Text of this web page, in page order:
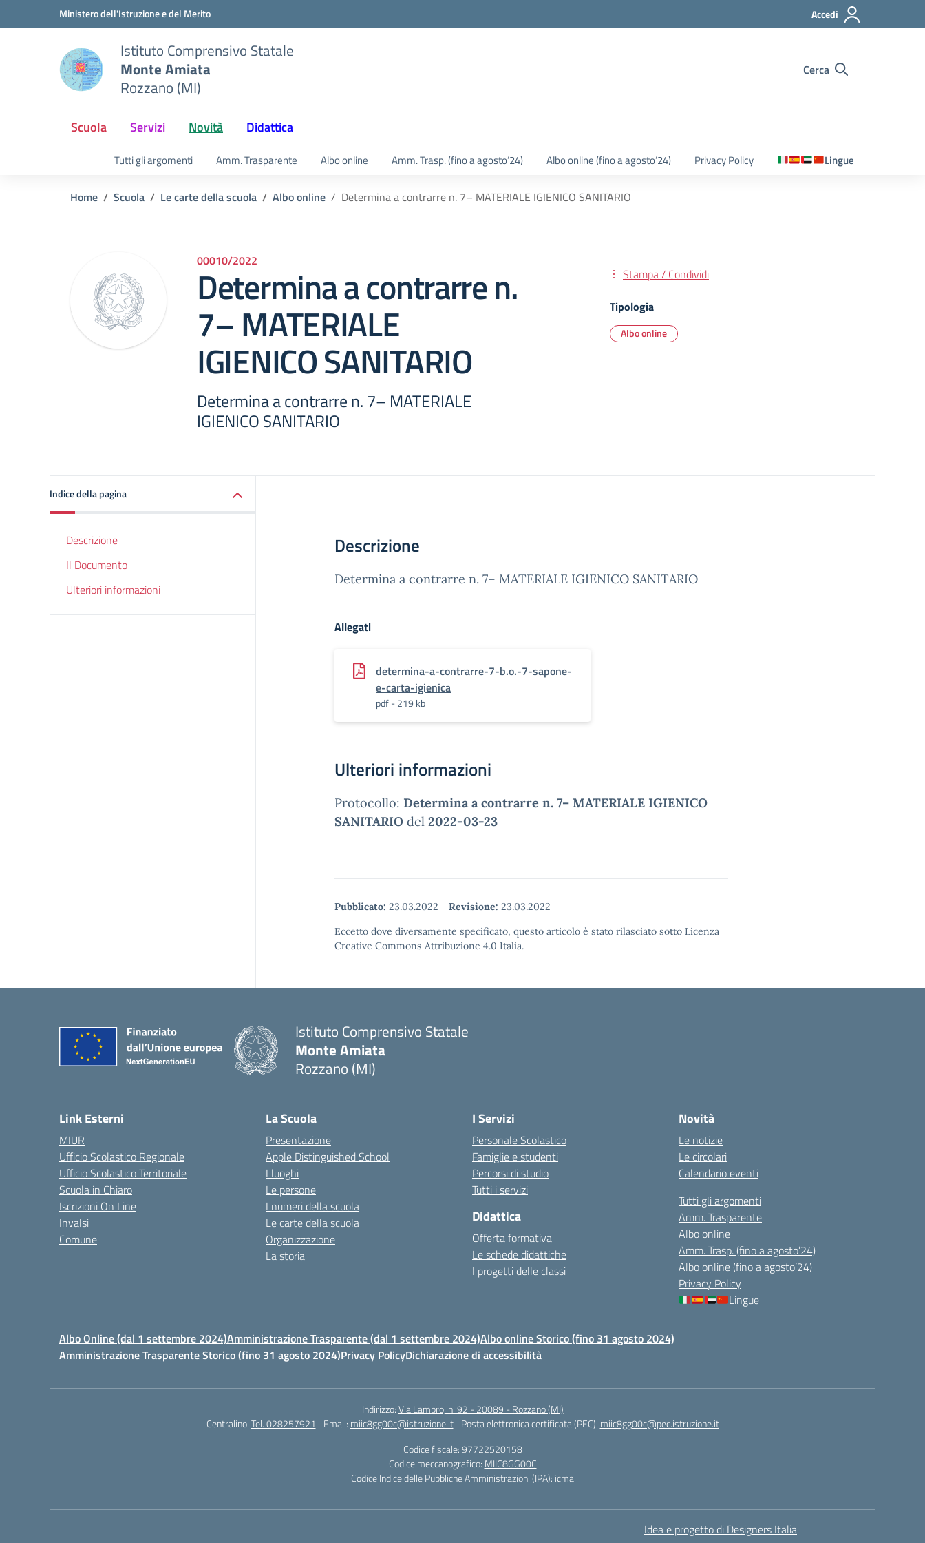
Vai ai contenuti
Vai al menu di navigazioneMinistero dell'Istruzione e del Merito Accedi
Istituto Comprensivo Statale
Monte Amiata
Rozzano (MI)
Cerca
Scuola Servizi Novità Didattica
Tutti gli argomenti Amm. Trasparente Albo online Amm. Trasp. (fino a agosto’24) Albo online (fino a agosto’24) Privacy Policy Lingue
Home Scuola Le carte della scuola Albo online Determina a contrarre n. 7– MATERIALE IGIENICO SANITARIO
00010/2022
Determina a contrarre n.
7– MATERIALE
IGIENICO SANITARIO
Determina a contrarre n. 7– MATERIALE
IGIENICO SANITARIO
Stampa / Condividi
Tipologia
Albo online
Indice della pagina
Descrizione
Il Documento
Ulteriori informazioni
Descrizione
Determina a contrarre n. 7– MATERIALE IGIENICO SANITARIO
Allegati
determina-a-contrarre-7-b.o.-7-sapone-
e-carta-igienica
pdf - 219 kb
Ulteriori informazioni
Protocollo: Determina a contrarre n. 7– MATERIALE IGIENICO
SANITARIO del 2022-03-23
Pubblicato: 23.03.2022 - Revisione: 23.03.2022
Eccetto dove diversamente specificato, questo articolo è stato rilasciato sotto Licenza
Creative Commons Attribuzione 4.0 Italia.
Istituto Comprensivo Statale
Monte Amiata
Rozzano (MI)
Link Esterni
MIUR
Ufficio Scolastico Regionale
Ufficio Scolastico Territoriale
Scuola in Chiaro
Iscrizioni On Line
Invalsi
Comune
La Scuola
Presentazione
Apple Distinguished School
I luoghi
Le persone
I numeri della scuola
Le carte della scuola
Organizzazione
La storia
I Servizi
Personale Scolastico
Famiglie e studenti
Percorsi di studio
Tutti i servizi
Didattica
Offerta formativa
Le schede didattiche
I progetti delle classi
Novità
Le notizie
Le circolari
Calendario eventi
Tutti gli argomenti
Amm. Trasparente
Albo online
Amm. Trasp. (fino a agosto’24)
Albo online (fino a agosto’24)
Privacy Policy
Lingue
Albo Online (dal 1 settembre 2024)Amministrazione Trasparente (dal 1 settembre 2024)Albo online Storico (fino 31 agosto 2024)
Amministrazione Trasparente Storico (fino 31 agosto 2024)Privacy PolicyDichiarazione di accessibilità
Indirizzo:Via Lambro, n. 92 - 20089 - Rozzano (MI)
Centralino:Tel. 028257921 Email: miic8gg00c@istruzione.it Posta elettronica certificata (PEC): miic8gg00c@pec.istruzione.it
Codice fiscale: 97722520158
Codice meccanografico: MIIC8GG00C
Codice Indice delle Pubbliche Amministrazioni (IPA): icma
Idea e progetto di Designers Italia